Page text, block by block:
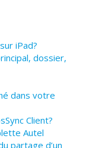
iPad?
dossier,
dans votre
Client?
Autel
partage d’un